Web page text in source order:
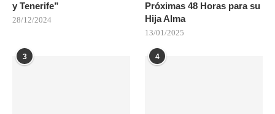
y Tenerife”
28/12/2024
Próximas 48 Horas para su
Hija Alma
13/01/2025
3 4